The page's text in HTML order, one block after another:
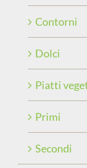
Contorni
Dolci
Piatti
Primi
Secondi